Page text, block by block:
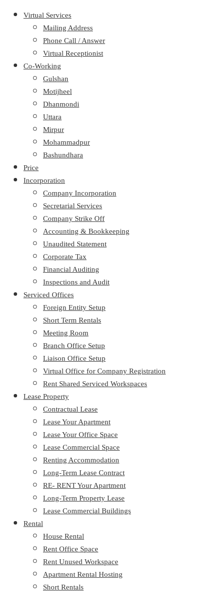
Virtual Services
Mailing Address
Phone Call / Answer
Virtual Receptionist
Co-Working
Gulshan
Motijheel
Dhanmondi
Uttara
Mirpur
Mohammadpur
Bashundhara
Price
Incorporation
Company Incorporation
Secretarial Services
Company Strike Off
Accounting & Bookkeeping
Unaudited Statement
Corporate Tax
Financial Auditing
Inspections and Audit
Serviced Offices
Foreign Entity Setup
Short Term Rentals
Meeting Room
Branch Office Setup
Liaison Office Setup
Virtual Office for Company Registration
Rent Shared Serviced Workspaces
Lease Property
Contractual Lease
Lease Your Apartment
Lease Your Office Space
Lease Commercial Space
Renting Accommodation
Long-Term Lease Contract
RE- RENT Your Apartment
Long-Term Property Lease
Lease Commercial Buildings
Rental
House Rental
Rent Office Space
Rent Unused Workspace
Apartment Rental Hosting
Short Rentals